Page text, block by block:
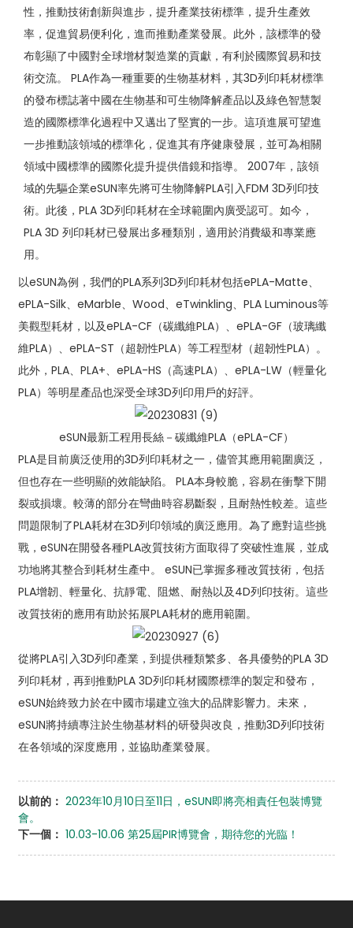
性，推動技術創新與進步，提升產業技術標準，提升生產效
率，促進貿易便利化，進而推動產業發展。此外，該標準的發
布彰顯了中國對全球增材製造業的貢獻，有利於國際貿易和技
術交流。 PLA作為一種重要的生物基材料，其3D列印耗材標準
的發布標誌著中國在生物基和可生物降解產品以及綠色智慧製
造的國際標準化過程中又邁出了堅實的一步。這項進展可望進
一步推動該領域的標準化，促進其有序健康發展，並可為相關
領域中國標準的國際化提升提供借鏡和指導。 2007年，該領
域的先驅企業eSUN率先將可生物降解PLA引入FDM 3D列印技
術。此後，PLA 3D列印耗材在全球範圍內廣受認可。如今，
PLA 3D 列印耗材已發展出多種類別，適用於消費級和專業應
用。
以eSUN為例，我們的PLA系列3D列印耗材包括ePLA-Matte、
ePLA-Silk、eMarble、Wood、eTwinkling、PLA Luminous等
美觀型耗材，以及ePLA-CF（碳纖維PLA）、ePLA-GF（玻璃纖
維PLA）、ePLA-ST（超韌性PLA）等工程型材（超韌性PLA）。
此外，PLA、PLA+、ePLA-HS（高速PLA）、ePLA-LW（輕量化
PLA）等明星產品也深受全球3D列印用戶的好評。
eSUN最新工程用長絲－碳纖維PLA（ePLA-CF）
PLA是目前廣泛使用的3D列印耗材之一，儘管其應用範圍廣泛，
但也存在一些明顯的效能缺陷。 PLA本身較脆，容易在衝擊下開
裂或損壞。較薄的部分在彎曲時容易斷裂，且耐熱性較差。這些
問題限制了PLA耗材在3D列印領域的廣泛應用。為了應對這些挑
戰，eSUN在開發各種PLA改質技術方面取得了突破性進展，並成
功地將其整合到耗材生產中。 eSUN已掌握多種改質技術，包括
PLA增韌、輕量化、抗靜電、阻燃、耐熱以及4D列印技術。這些
改質技術的應用有助於拓展PLA耗材的應用範圍。
從將PLA引入3D列印產業，到提供種類繁多、各具優勢的PLA 3D
列印耗材，再到推動PLA 3D列印耗材國際標準的製定和發布，
eSUN始終致力於在中國市場建立強大的品牌影響力。未來，
eSUN將持續專注於生物基材料的研發與改良，推動3D列印技術
在各領域的深度應用，並協助產業發展。
以前的： 2023年10月10日至11日，eSUN即將亮相責任包裝博覽
會。
下一個： 10.03-10.06 第25屆PIR博覽會，期待您的光臨！